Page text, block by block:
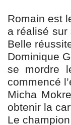
Romain est
a réalisé
Belle
Dominique
se mordre
commencé
Micha
obtenir la
Le